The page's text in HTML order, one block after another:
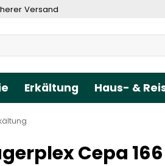
Versand
Erkältung Haus- &
Cepa 166